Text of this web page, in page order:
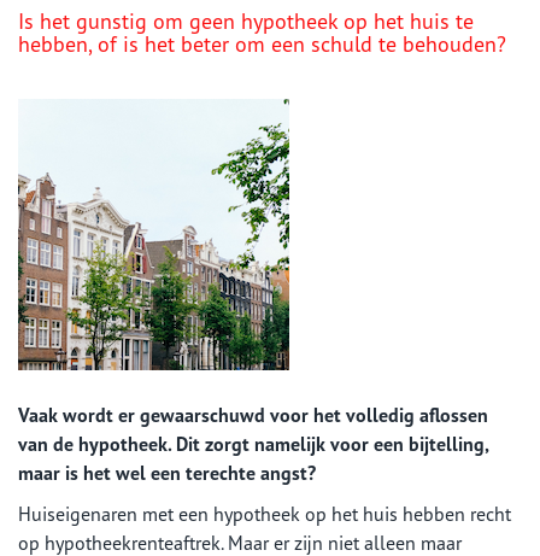
Is het gunstig om geen hypotheek op het huis te
hebben, of is het beter om een schuld te behouden?
Vaak wordt er gewaarschuwd voor het volledig aflossen
van de hypotheek. Dit zorgt namelijk voor een bijtelling,
maar is het wel een terechte angst?
Huiseigenaren met een hypotheek op het huis hebben recht
op hypotheekrenteaftrek. Maar er zijn niet alleen maar